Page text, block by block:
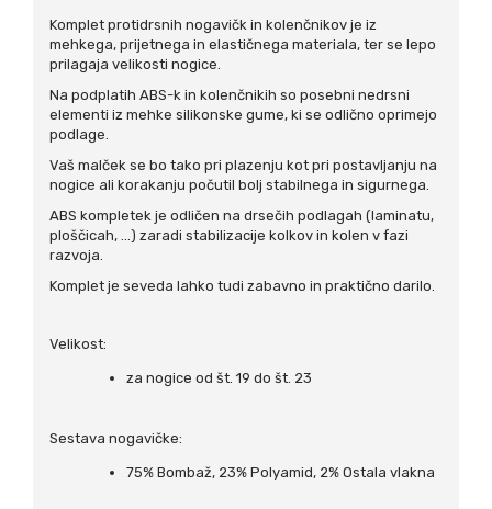
Komplet protidrsnih nogavičk in kolenčnikov je iz
mehkega, prijetnega in elastičnega materiala, ter se lepo
prilagaja velikosti nogice.
Na podplatih ABS-k in kolenčnikih so posebni nedrsni
elementi iz mehke silikonske gume, ki se odlično oprimejo
podlage.
Vaš malček se bo tako pri plazenju kot pri postavljanju na
nogice ali korakanju počutil bolj stabilnega in sigurnega.
ABS kompletek je odličen na drsečih podlagah (laminatu,
ploščicah, ...) zaradi stabilizacije kolkov in kolen v fazi
razvoja.
Komplet je seveda lahko tudi zabavno in praktično darilo.
Velikost:
za nogice od št. 19 do št. 23
Sestava nogavičke:
75% Bombaž, 23% Polyamid, 2% Ostala vlakna